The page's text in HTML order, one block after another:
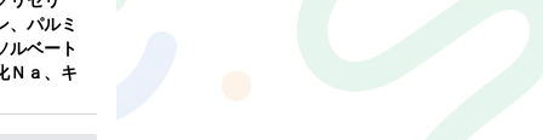
、パルミ
ルベート
Ｎａ、キ